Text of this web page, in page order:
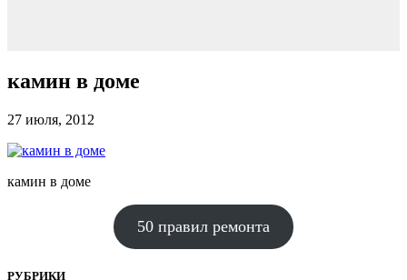
камин в доме
27 июля, 2012
камин в доме
50 правил ремонта
РУБРИКИ